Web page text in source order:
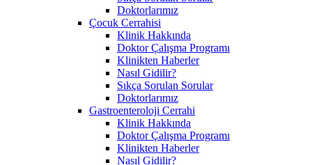
Doktorlarımız
Çocuk Cerrahisi
Klinik Hakkında
Doktor Çalışma Programı
Klinikten Haberler
Nasıl Gidilir?
Sıkça Sorulan Sorular
Doktorlarımız
Gastroenteroloji Cerrahi
Klinik Hakkında
Doktor Çalışma Programı
Klinikten Haberler
Nasıl Gidilir?